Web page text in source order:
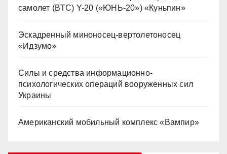
самолет (BTC) Y-20 («ЮНЬ-20») «Куньпин»
Эскадренный миноносец-вертолетоносец
«Идзумо»
Силы и средства информационно-
психологических операций вооруженных сил
Украины
Американский мобильный комплекс «Вампир»